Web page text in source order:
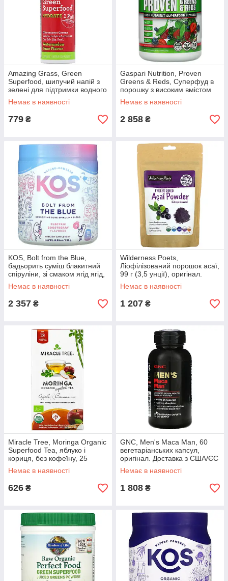
Amazing Grass, Green
Superfood, шипучий напій з
зелені для підтримки водного
балансу, зі смаком кавуна і
вапно 10 таблеток,
Немає в наявності
779 ₴
Gaspari Nutrition, Proven
Greens & Reds, Суперфуд в
порошку з високим вмістом
поживних речовин, з
натуральним смаком, 360 г
Немає в наявності
2 858 ₴
KOS, Bolt from the Blue,
бадьорить суміш блакитний
спіруліни, зі смаком ягід ягід,
237 г (8,36 унції), оригінал.
Доставка з США/ЄС
Немає в наявності
2 357 ₴
Wilderness Poets,
Ліофілізований порошок асаї,
99 г (3,5 унції), оригінал.
Доставка з США/ЄС протягом
14 днів
Немає в наявності
1 207 ₴
Miracle Tree, Moringa Organic
Superfood Tea, яблуко і
кориця, без кофеїну, 25
чайних пакетиків, 37,5 г (1,32
унції), оригінал.
Немає в наявності
626 ₴
GNC, Men's Maca Man, 60
вегетаріанських капсул,
оригінал. Доставка з США/ЄС
протягом 14 днів
Немає в наявності
1 808 ₴